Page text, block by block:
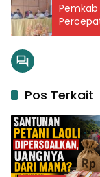
Pos Terkait